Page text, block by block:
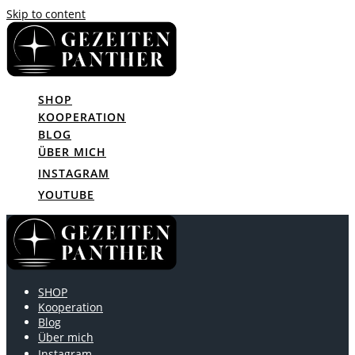
Skip to content
SHOP
KOOPERATION
BLOG
ÜBER MICH
INSTAGRAM
YOUTUBE
SHOP
Kooperation
Blog
Über mich